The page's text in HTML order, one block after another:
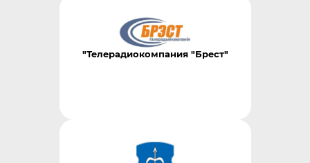
"Телерадиокомпания "Брест"